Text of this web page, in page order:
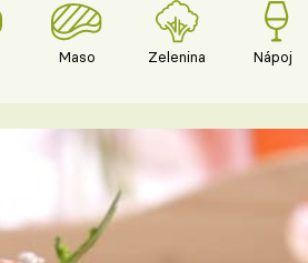
Maso Zelenina Nápoje